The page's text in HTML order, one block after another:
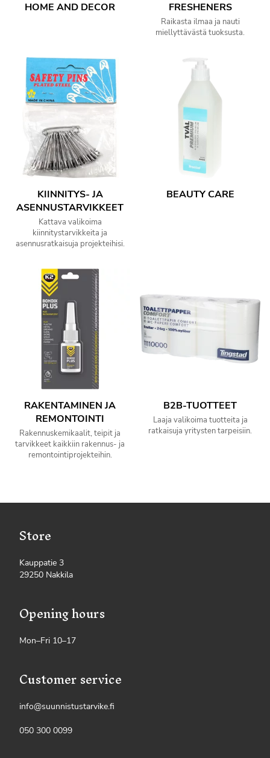
HOME AND DECOR FRESHENERS
Raikasta ilmaa ja nauti
miellyttävästä tuoksusta.
KIINNITYS- JA
ASENNUSTARVIKKEET
Kattava valikoima
kiinnitystarvikkeita ja
asennusratkaisuja projekteihisi.
BEAUTY CARE
RAKENTAMINEN JA
REMONTOINTI
Rakennuskemikaalit, teipit ja
tarvikkeet kaikkiin rakennus- ja
remontointiprojekteihin.
B2B-TUOTTEET
Laaja valikoima tuotteita ja
ratkaisuja yritysten tarpeisiin.
Store
Kauppatie 3
29250 Nakkila
Opening hours
Mon–Fri 10–17
Customer service
info@suunnistustarvike.fi
050 300 0099